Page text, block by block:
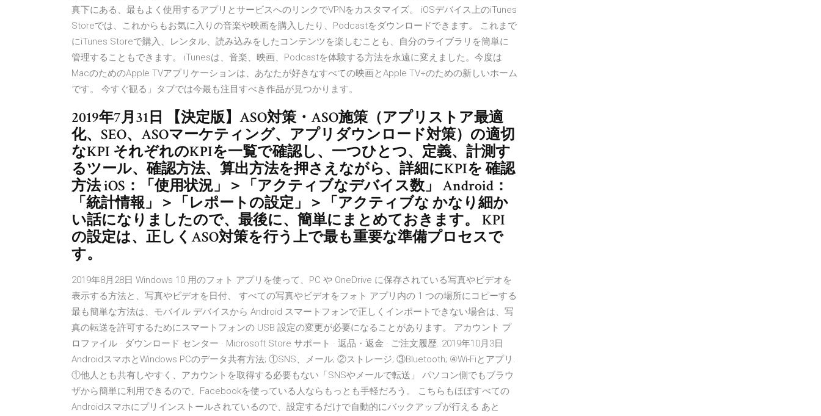
真下にある、最もよく使用するアプリとサービスへのリンクでVPNをカスタマイズ。 iOSデバイス上のiTunes
Storeでは、これからもお気に入りの音楽や映画を購入したり、Podcastをダウンロードできます。 これまで
にiTunes Storeで購入、レンタル、読み込みをしたコンテンツを楽しむことも、自分のライブラリを簡単に
管理することもできます。 iTunesは、音楽、映画、Podcastを体験する方法を永遠に変えました。今度は
MacのためのApple TVアプリケーションは、あなたが好きなすべての映画とApple TV+のための新しいホーム
です。 今すぐ観る」タブでは今最も注目すべき作品が見つかります。
2019年7月31日 【決定版】ASO対策・ASO施策（アプリストア最適
化、SEO、ASOマーケティング、アプリダウンロード対策）の適切
なKPI それぞれのKPIを一覧で確認し、一つひとつ、定義、計測す
るツール、確認方法、算出方法を押さえながら、詳細にKPIを 確認
方法 iOS：「使用状況」＞「アクティブなデバイス数」 Android：
「統計情報」＞「レポートの設定」＞「アクティブな かなり細か
い話になりましたので、最後に、簡単にまとめておきます。 KPI
の設定は、正しくASO対策を行う上で最も重要な準備プロセスで
す。
2019年8月28日 Windows 10 用のフォト アプリを使って、PC や OneDrive に保存されている写真やビデオを
表示する方法と、写真やビデオを日付、 すべての写真やビデオをフォト アプリ内の 1 つの場所にコピーする
最も簡単な方法は、モバイル デバイスから Android スマートフォンで正しくインポートできない場合は、写
真の転送を許可するためにスマートフォンの USB 設定の変更が必要になることがあります。 アカウント プ
ロファイル · ダウンロード センター · Microsoft Store サポート · 返品・返金 · ご注文履歴. 2019年10月3日
AndroidスマホとWindows PCのデータ共有方法; ①SNS、メール; ②ストレージ; ③Bluetooth; ④Wi-Fiとアプリ.
①他人とも共有しやすく、アカウントを取得する必要もない「SNSやメールで転送」 パソコン側でもブラウ
ザから簡単に利用できるので、Facebookを使っている人ならもっとも手軽だろう。 こちらもほぼすべての
Androidスマホにプリインストールされているので、設定するだけで自動的にバックアップが行える あと